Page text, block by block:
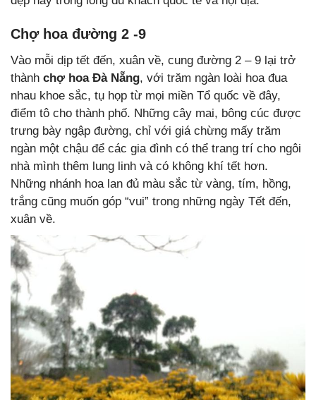
Chợ hoa đường 2 -9
Vào mỗi dịp tết đến, xuân về, cung đường 2 – 9 lại trở
thành chợ hoa Đà Nẵng, với trăm ngàn loài hoa đua
nhau khoe sắc, tụ họp từ mọi miền Tổ quốc về đây,
điểm tô cho thành phố. Những cây mai, bông cúc được
trưng bày ngập đường, chỉ với giá chừng mấy trăm
ngàn một chậu để các gia đình có thể trang trí cho ngôi
nhà mình thêm lung linh và có không khí tết hơn.
Những nhánh hoa lan đủ màu sắc từ vàng, tím, hồng,
trắng cũng muốn góp “vui” trong những ngày Tết đến,
xuân về.